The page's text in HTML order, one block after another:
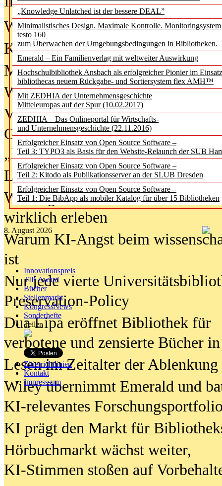
„Knowledge Unlatched ist der bessere DEAL”
Minimalistisches Design. Maximale Kontrolle. Monitoringsystem
testo 160
zum Überwachen der Umgebungsbedingungen in Bibliotheken.
Emerald – Ein Familienverlag mit weltweiter Auswirkung
Hochschulbibliothek Ansbach als erfolgreicher Pionier im
bibliothecas neuem Rückgabe- und Sortiersystem flex AMH™
Mit ZEDHIA der Unternehmensgeschichte
Mitteleuropas auf der Spur (10.02.2017)
ZEDHIA – Das Onlineportal für Wirtschafts-
und Unternehmensgeschichte (22.11.2016)
Erfolgreicher Einsatz von Open Source Software –
Teil 3: TYPO3 als Basis für den Website-Relaunch der SUB
Erfolgreicher Einsatz von Open Source Software –
Teil 2: Kitodo als Publikationsserver an der SLUB Dresden
Erfolgreicher Einsatz von Open Source Software –
Teil 1: Die BibApp als mobiler Katalog für über 15 Bibliotheken
8. August 2026
Innovationspreis
TIP Award
Bücher
Stellenmarkt
KongressNews
Sonderhefte
Teilen
Zitierrichtlinien
Kontakt
Impresssum
Was Hochschul­bibliotheken von
Kinder in der digitalen Welt
Metadaten als Infrastruktur
Wenn Bots katalogisieren
Von Abschlusskleidern bis
Geisterjagd-Ausrüstung in der
„Library of Things“ unterwegs
Lesen als Infrastrukturaufgabe
Wie Jugendliche Social Media
wirklich erleben
Warum KI-Angst beim
ist
Nur jede vierte
Preservation-Policy
Dua Lipa eröffnet Bibliothek für
verbotene und zensierte Bücher
Lesen im Zeitalter der Ablenkung
Wiley übernimmt Emerald und
KI-relevantes
KI prägt den Markt für
Hörbuchmarkt wächst weiter,
KI-Stimmen stoßen auf